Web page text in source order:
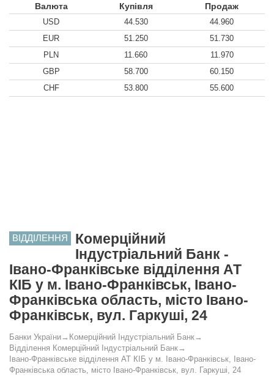
Валюта Купівля Продаж
USD 44.530
44.960
EUR
51.250
51.730
PLN
11.660
11.970
GBP
58.700
60.150
CHF
53.800 55.600
ВІДДІЛЕННЯ
Комерційний
Індустріальний Банк -
Івано-Франківське відділення АТ
КІБ у м. Івано-Франківськ, Івано-
Франківська область, місто Івано-
Франківськ, вул. Гаркуші, 24
Банки України→ Комерційний Індустріальний Банк→
Відділення Комерційний Індустріальний Банк→
Івано-Франківське відділення АТ КІБ у м. Івано-Франківськ, Івано-
Франківська область, місто Івано-Франківськ, вул. Гаркуші, 24